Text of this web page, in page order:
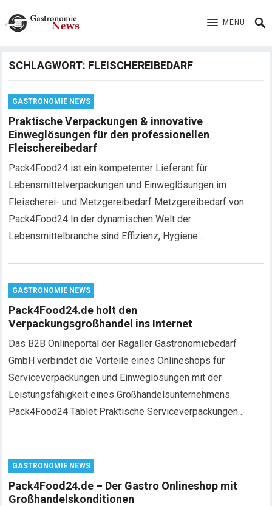
MENU
SCHLAGWORT: FLEISCHEREIBEDARF
GASTRONOMIE NEWS
Praktische Verpackungen & innovative
Einweglösungen für den professionellen
Fleischereibedarf
Pack4Food24 ist ein kompetenter Lieferant für
Lebensmittelverpackungen und Einweglösungen im
Fleischerei- und Metzgereibedarf Metzgereibedarf von
Pack4Food24 In der dynamischen Welt der
Lebensmittelbranche sind Effizienz, Hygiene…
GASTRONOMIE NEWS
Pack4Food24.de holt den
Verpackungsgroßhandel ins Internet
Das B2B Onlineportal der Ragaller Gastronomiebedarf
GmbH verbindet die Vorteile eines Onlineshops für
Serviceverpackungen und Einweglösungen mit der
Leistungsfähigkeit eines Großhandelsunternehmens.
Pack4Food24 Tablet Praktische Serviceverpackungen…
GASTRONOMIE NEWS
Pack4Food24.de – Der Gastro Onlineshop mit
Großhandelskonditionen